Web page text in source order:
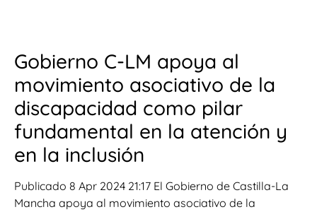
Gobierno C-LM apoya al
movimiento asociativo de la
discapacidad como pilar
fundamental en la atención y
en la inclusión
Publicado 8 Apr 2024 21:17 El Gobierno de Castilla-La
Mancha apoya al movimiento asociativo de la